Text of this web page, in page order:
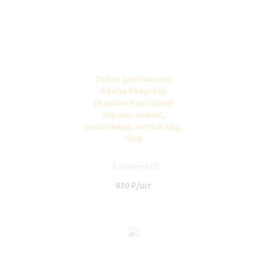
Табак для кальяна
Adalya Rhapsody
(Адалия Рапсодия)
персик, ананас,
шелковица, мята и лёд,
50гр
430₽/шт